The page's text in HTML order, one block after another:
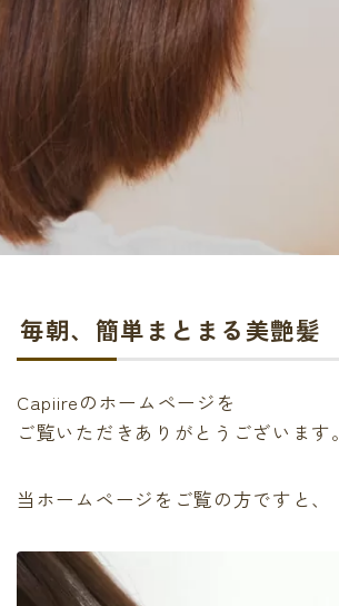
毎朝、簡単まとまる美艶髪
Capiireのホームページを
ご覧いただきありがとうございます。
当ホームページをご覧の方ですと、